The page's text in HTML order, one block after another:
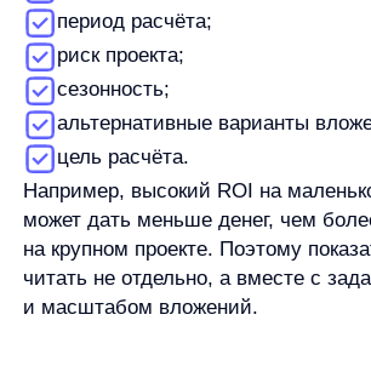
можно использовать как дополнительный
ориентир, но он не заменяет ROI.